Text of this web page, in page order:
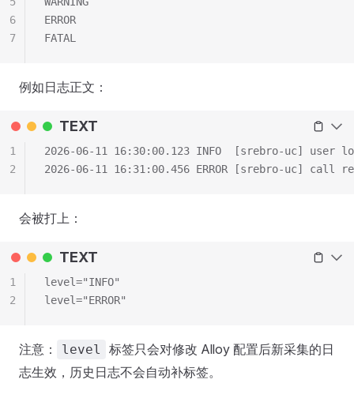
ERROR
FATAL
6
7
例如日志正文：
TEXT
2026-06-11 16:30:00.123 INFO  [srebro-uc] user
2026-06-11 16:31:00.456 ERROR [srebro-uc] call
1
2
会被打上：
TEXT
level="INFO"
level="ERROR"
1
2
注意： level
标签只会对修改 Alloy 配置后新采集的日
志生效，历史日志不会自动补标签。